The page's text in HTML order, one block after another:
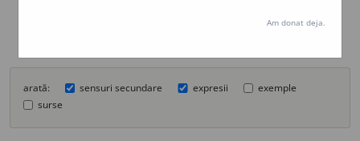
arată: sensuri secundare expresii
exemple
surse
Am donat deja.